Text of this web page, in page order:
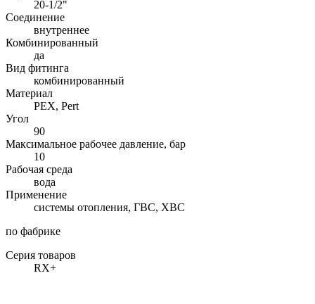
20-1/2"
Соединение
внутреннее
Комбинированный
да
Вид фитинга
комбинированный
Материал
PEX, Pert
Угол
90
Максимальное рабочее давление, бар
10
Рабочая среда
вода
Применение
системы отопления, ГВС, ХВС
по фабрике
Серия товаров
RX+